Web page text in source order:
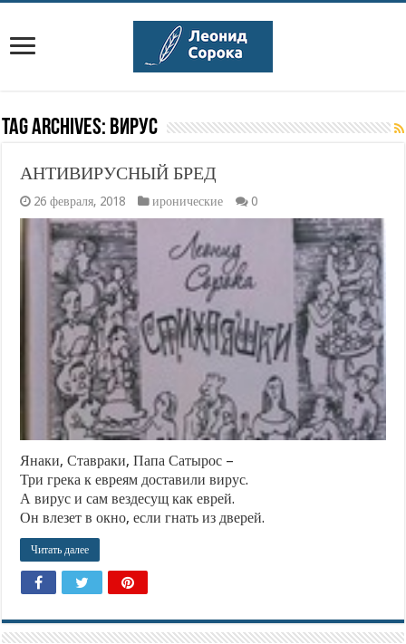
Tag Archives: вирус
АНТИВИРУСНЫЙ БРЕД
26 февраля, 2018 иронические 0
Янаки, Ставраки, Папа Сатырос –
Три грека к евреям доставили вирус.
А вирус и сам вездесущ как еврей.
Он влезет в окно, если гнать из дверей.
Читать далее